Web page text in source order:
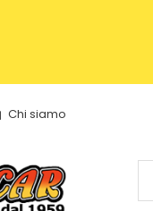
Chi siamo